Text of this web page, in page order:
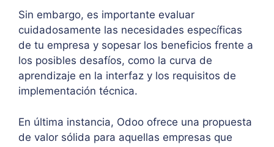
Sin embargo, es importante evaluar
cuidadosamente las necesidades específicas
de tu empresa y sopesar los beneficios frente a
los posibles desafíos, como la curva de
aprendizaje en la interfaz y los requisitos de
implementación técnica.
En última instancia, Odoo ofrece una propuesta
de valor sólida para aquellas empresas que